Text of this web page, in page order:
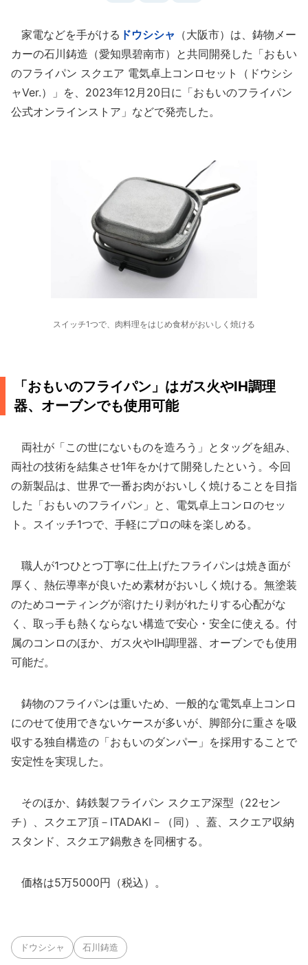
家電などを手がける ドウシシャ （大阪市）は、鋳物メー
カーの石川鋳造（愛知県碧南市）と共同開発した「おもい
のフライパン スクエア 電気卓上コンロセット（ドウシシ
ャVer.）」を、2023年12月20日に「おもいのフライパン
公式オンラインストア」などで発売した。
スイッチ1つで、肉料理をはじめ食材がおいしく焼ける
「おもいのフライパン」はガス火やIH調理
器、オーブンでも使用可能
両社が「この世にないものを造ろう」とタッグを組み、
両社の技術を結集させ1年をかけて開発したという。今回
の新製品は、世界で一番お肉がおいしく焼けることを目指
した「おもいのフライパン」と、電気卓上コンロのセッ
ト。スイッチ1つで、手軽にプロの味を楽しめる。
職人が1つひとつ丁寧に仕上げたフライパンは焼き面が
厚く、熱伝導率が良いため素材がおいしく焼ける。無塗装
のためコーティングが溶けたり剥がれたりする心配がな
く、取っ手も熱くならない構造で安心・安全に使える。付
属のコンロのほか、ガス火やIH調理器、オーブンでも使用
可能だ。
鋳物のフライパンは重いため、一般的な電気卓上コンロ
にのせて使用できないケースが多いが、脚部分に重さを吸
収する独自構造の「おもいのダンパー」を採用することで
安定性を実現した。
そのほか、鋳鉄製フライパン スクエア深型（22セン
チ）、スクエア頂－ITADAKI－（同）、蓋、スクエア収納
スタンド、スクエア鍋敷きを同梱する。
価格は5万5000円（税込）。
ドウシシャ 石川鋳造